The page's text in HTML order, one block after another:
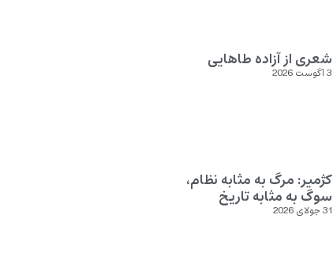
شعری از آزاده طاهایی
3 آگوست 2026
کژمیر: مرگ به مثابه نظام،
سوگ به مثابه تاریخ
31 جولای 2026